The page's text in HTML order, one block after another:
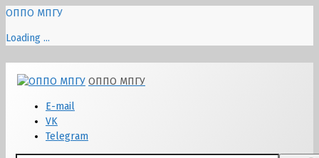
ОППО МПГУ
Loading ...
содержимому
ОППО МПГУ
E-mail
VK
Telegram